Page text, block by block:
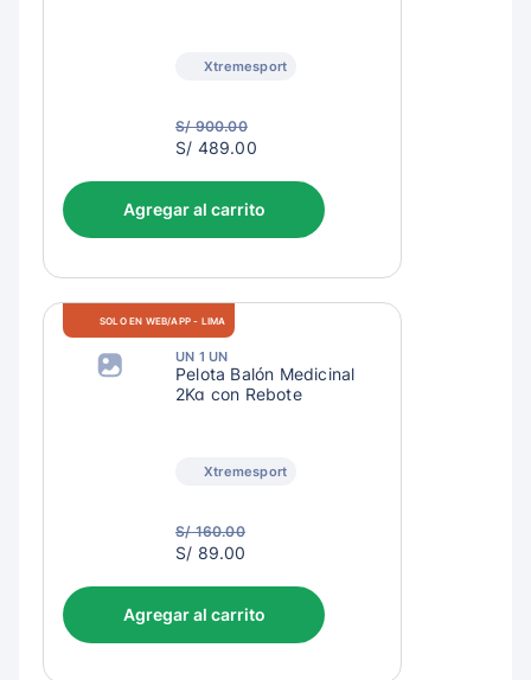
Xtremesport
S/ 900.00
S/
S/ 489.00
Agregar al carrito
SOLO EN WEB/APP - LIMA
UN 1 UN
Pelota Balón Medicinal
2Kg con Rebote
Xtremesport
S/ 160.00
S/
S/ 89.00
Agregar al carrito